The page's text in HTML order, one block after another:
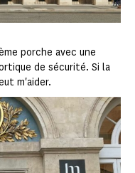
porche avec une
de sécurité. Si la
m'aider.